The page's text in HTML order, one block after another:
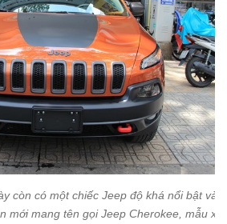
còn có một chiếc Jeep độ khá nổi bật và
mới mang tên gọi Jeep Cherokee, mẫu xe